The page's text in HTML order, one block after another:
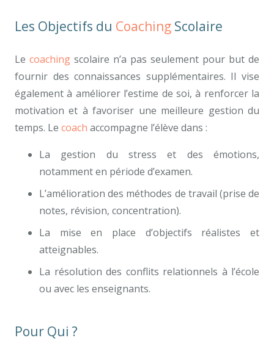
Les Objectifs du Coaching Scolaire
Le coaching scolaire n’a pas seulement pour but de
fournir des connaissances supplémentaires. Il vise
également à améliorer l’estime de soi, à renforcer la
motivation et à favoriser une meilleure gestion du
temps. Le coach accompagne l’élève dans :
La gestion du stress et des émotions,
notamment en période d’examen.
L’amélioration des méthodes de travail (prise de
notes, révision, concentration).
La mise en place d’objectifs réalistes et
atteignables.
La résolution des conflits relationnels à l’école
ou avec les enseignants.
Pour Qui ?